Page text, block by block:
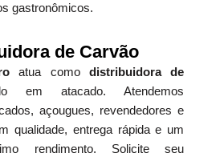
gastronômicos.
de Carvão
atua como distribuidora de
em atacado. Atendemos
açougues, revendedores e
qualidade, entrega rápida e um
rendimento. Solicite seu